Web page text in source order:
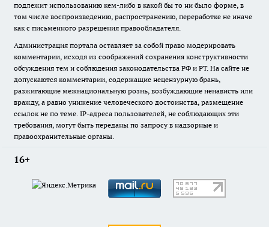
подлежит использованию кем-либо в какой бы то ни было форме, в
том числе воспроизведению, распространению, переработке не иначе
как с письменного разрешения правообладателя.
Администрация портала оставляет за собой право модерировать
комментарии, исходя из соображений сохранения конструктивности
обсуждения тем и соблюдения законодательства РФ и РТ. На сайте не
допускаются комментарии, содержащие нецензурную брань,
разжигающие межнациональную рознь, возбуждающие ненависть или
вражду, а равно унижение человеческого достоинства, размещение
ссылок не по теме. IP-адреса пользователей, не соблюдающих эти
требования, могут быть переданы по запросу в надзорные и
правоохранительные органы.
16+